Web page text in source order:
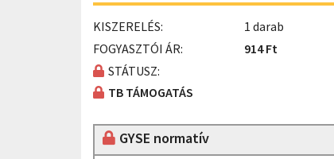
KISZERELÉS:
1 darab
FOGYASZTÓI ÁR:
914 Ft
STÁTUSZ:
TB TÁMOGATÁS
GYSE normatív